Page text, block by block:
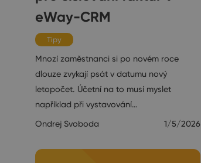
eWay-CRM
Tipy
Mnozí zaměstnanci si po novém roce
dlouze zvykají psát v datumu nový
letopočet. Účetní na to musí myslet
například při vystavování…
Ondrej Svoboda
1/5/2026